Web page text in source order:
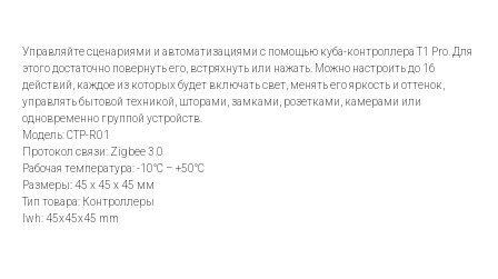
Управляйте сценариями и автоматизациями с помощью куба-контроллера T1 Pro. Для
этого достаточно повернуть его, встряхнуть или нажать. Можно настроить до 16
действий, каждое из которых будет включать свет, менять его яркость и оттенок,
управлять бытовой техникой, шторами, замками, розетками, камерами или
одновременно группой устройств.
Модель: CTP-R01
Протокол связи: Zigbee 3.0
Рабочая температура: -10°C – +50°C
Размеры: 45 х 45 х 45 мм
Тип товара: Контроллеры
lwh: 45x45x45 mm
Всё начинается
со света
E-mail
info@lamper.kz